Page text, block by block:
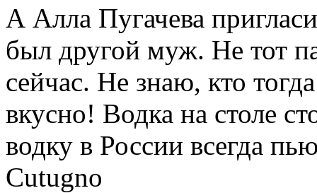
А Алла Пугачева
был другой муж. Не тот
сейчас. Не знаю, кто
вкусно! Водка на столе
водку в России всегда
Cutugno